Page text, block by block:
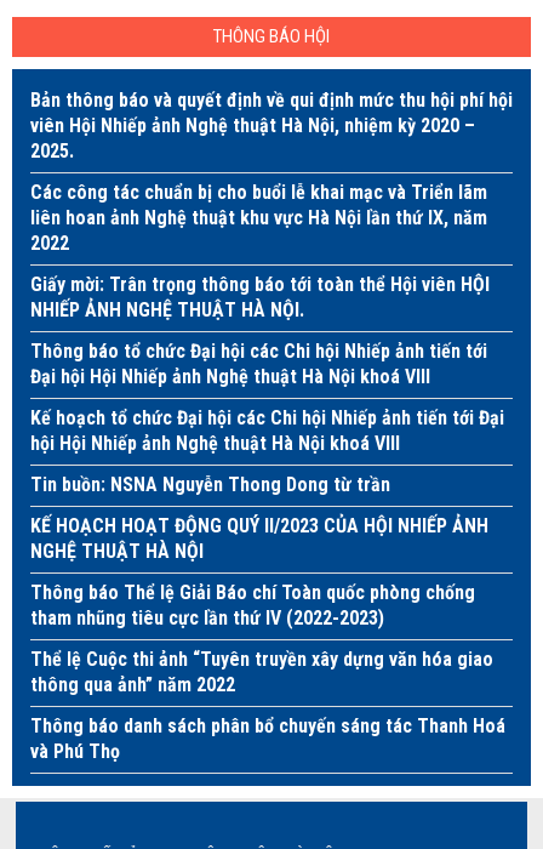
THÔNG BÁO HỘI
Bản thông báo và quyết định về qui định mức thu hội phí hội
viên Hội Nhiếp ảnh Nghệ thuật Hà Nội, nhiệm kỳ 2020 –
2025.
Các công tác chuẩn bị cho buổi lễ khai mạc và Triển lãm
liên hoan ảnh Nghệ thuật khu vực Hà Nội lần thứ IX, năm
2022
Giấy mời: Trân trọng thông báo tới toàn thể Hội viên HỘI
NHIẾP ẢNH NGHỆ THUẬT HÀ NỘI.
Thông báo tổ chức Đại hội các Chi hội Nhiếp ảnh tiến tới
Đại hội Hội Nhiếp ảnh Nghệ thuật Hà Nội khoá VIII
Kế hoạch tổ chức Đại hội các Chi hội Nhiếp ảnh tiến tới Đại
hội Hội Nhiếp ảnh Nghệ thuật Hà Nội khoá VIII
Tin buồn: NSNA Nguyễn Thong Dong từ trần
KẾ HOẠCH HOẠT ĐỘNG QUÝ II/2023 CỦA HỘI NHIẾP ẢNH
NGHỆ THUẬT HÀ NỘI
Thông báo Thể lệ Giải Báo chí Toàn quốc phòng chống
tham nhũng tiêu cực lần thứ IV (2022-2023)
Thể lệ Cuộc thi ảnh “Tuyên truyền xây dựng văn hóa giao
thông qua ảnh” năm 2022
Thông báo danh sách phân bổ chuyến sáng tác Thanh Hoá
và Phú Thọ